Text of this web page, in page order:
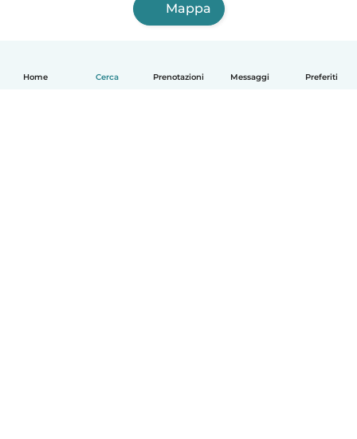
Home Cerca Prenotazioni Messaggi Preferiti
Mappa